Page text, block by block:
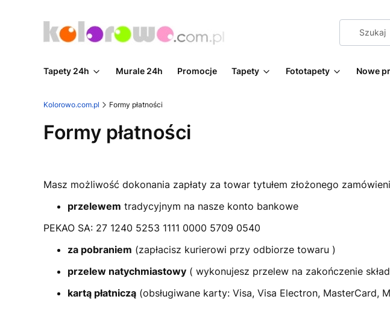
Tapety 24h Murale 24h Promocje Tapety Fototapety Nowe
Kolorowo.com.pl Formy płatności
Formy płatności
Masz możliwość dokonania zapłaty za towar tytułem złożonego
przelewem tradycyjnym na nasze konto bankowe
PEKAO SA: 27 1240 5253 1111 0000 5709 0540
za pobraniem (zapłacisz kurierowi przy odbiorze towaru )
przelew natychmiastowy ( wykonujesz przelew na zakończenie
kartą płatniczą (obsługiwane karty: Visa, Visa Electron, MasterCard,